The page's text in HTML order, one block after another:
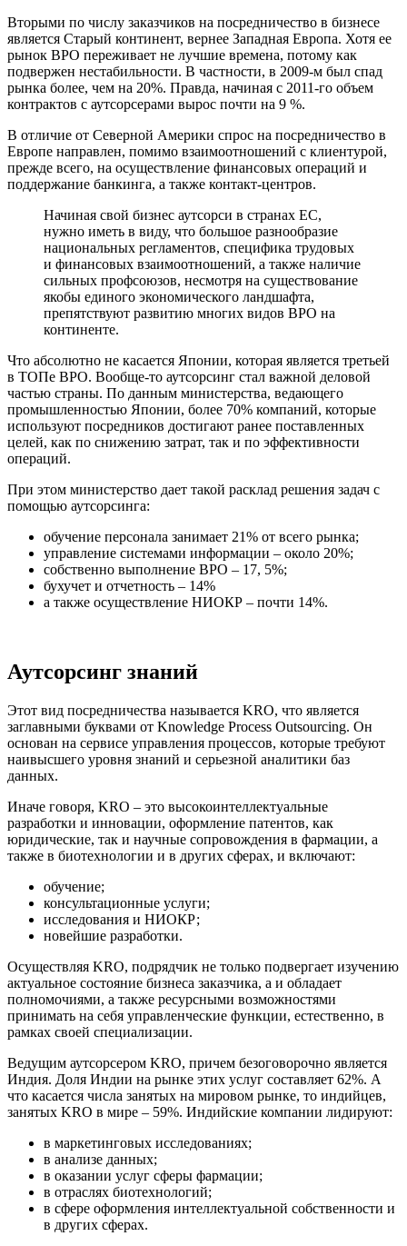
Вторыми по числу заказчиков на посредничество в бизнесе
является Старый континент, вернее Западная Европа. Хотя ее
рынок BPO переживает не лучшие времена, потому как
подвержен нестабильности. В частности, в 2009-м был спад
рынка более, чем на 20%. Правда, начиная с 2011-го объем
контрактов с аутсорсерами вырос почти на 9 %.
В отличие от Северной Америки спрос на посредничество в
Европе направлен, помимо взаимоотношений с клиентурой,
прежде всего, на осуществление финансовых операций и
поддержание банкинга, а также контакт-центров.
Начиная свой бизнес аутсорси в странах ЕС,
нужно иметь в виду, что большое разнообразие
национальных регламентов, специфика трудовых
и финансовых взаимоотношений, а также наличие
сильных профсоюзов, несмотря на существование
якобы единого экономического ландшафта,
препятствуют развитию многих видов BPO на
континенте.
Что абсолютно не касается Японии, которая является третьей
в ТОПе BPO. Вообще-то аутсорсинг стал важной деловой
частью страны. По данным министерства, ведающего
промышленностью Японии, более 70% компаний, которые
используют посредников достигают ранее поставленных
целей, как по снижению затрат, так и по эффективности
операций.
При этом министерство дает такой расклад решения задач с
помощью аутсорсинга:
обучение персонала занимает 21% от всего рынка;
управление системами информации – около 20%;
собственно выполнение BPO – 17, 5%;
бухучет и отчетность – 14%
а также осуществление НИОКР – почти 14%.
Аутсорсинг знаний
Этот вид посредничества называется KRO, что является
заглавными буквами от Knowledge Process Outsourcing. Он
основан на сервисе управления процессов, которые требуют
наивысшего уровня знаний и серьезной аналитики баз
данных.
Иначе говоря, KRO – это высокоинтеллектуальные
разработки и инновации, оформление патентов, как
юридические, так и научные сопровождения в фармации, а
также в биотехнологии и в других сферах, и включают:
обучение;
консультационные услуги;
исследования и НИОКР;
новейшие разработки.
Осуществляя KRO, подрядчик не только подвергает изучению
актуальное состояние бизнеса заказчика, а и обладает
полномочиями, а также ресурсными возможностями
принимать на себя управленческие функции, естественно, в
рамках своей специализации.
Ведущим аутсорсером KRO, причем безоговорочно является
Индия. Доля Индии на рынке этих услуг составляет 62%. А
что касается числа занятых на мировом рынке, то индийцев,
занятых KRO в мире – 59%. Индийские компании лидируют:
в маркетинговых исследованиях;
в анализе данных;
в оказании услуг сферы фармации;
в отраслях биотехнологий;
в сфере оформления интеллектуальной собственности и
в других сферах.